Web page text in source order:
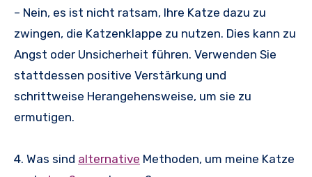
– Nein, es ist nicht ratsam, Ihre Katze dazu zu
zwingen, die Katzenklappe zu nutzen. Dies kann zu
Angst oder Unsicherheit führen. Verwenden Sie
stattdessen positive Verstärkung und
schrittweise Herangehensweise, um sie zu
ermutigen.
4. Was sind alternative Methoden, um meine Katze